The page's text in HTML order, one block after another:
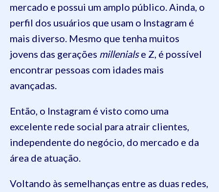
mercado e possui um amplo público. Ainda, o
perfil dos usuários que usam o Instagram é
mais diverso. Mesmo que tenha muitos
jovens das gerações millenialse Z, é possível
encontrar pessoas com idades mais
avançadas.
Então, o Instagram é visto como uma
excelente rede social para atrair clientes,
independente do negócio, do mercado e da
área de atuação.
Voltando às semelhanças entre as duas redes,